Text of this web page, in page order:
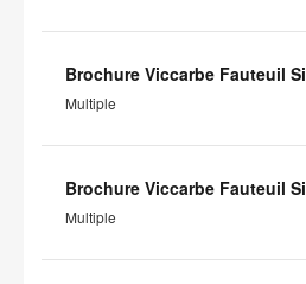
Multiple
Multiple